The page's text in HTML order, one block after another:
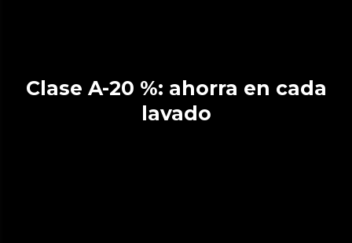
Clase A-20 %: ahorra en cada
lavado